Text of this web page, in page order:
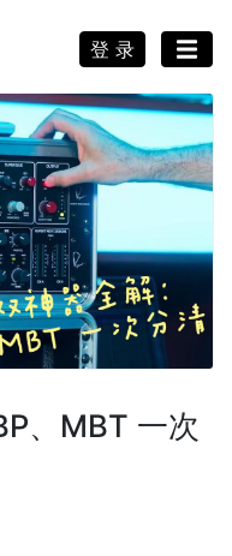
登 录
、MBT 一次